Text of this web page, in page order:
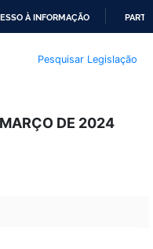
À INFORMAÇÃO
Pesquisar Legislação
DE 2024